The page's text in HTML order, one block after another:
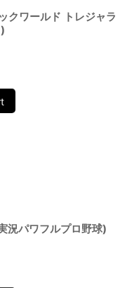
ワールド トレジャラ
パワフルプロ野球)